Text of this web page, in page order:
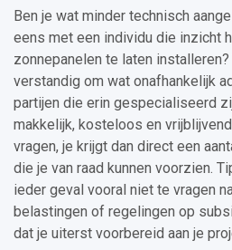
Ben je wat minder technisch
eens met een individu die inzicht
zonnepanelen te laten
verstandig om wat onafhankelijk
partijen die erin gespecialiseerd
makkelijk, kosteloos en
vragen, je krijgt dan direct een
die je van raad kunnen voorzien.
ieder geval vooral niet te vragen
belastingen of regelingen op
dat je uiterst voorbereid aan je